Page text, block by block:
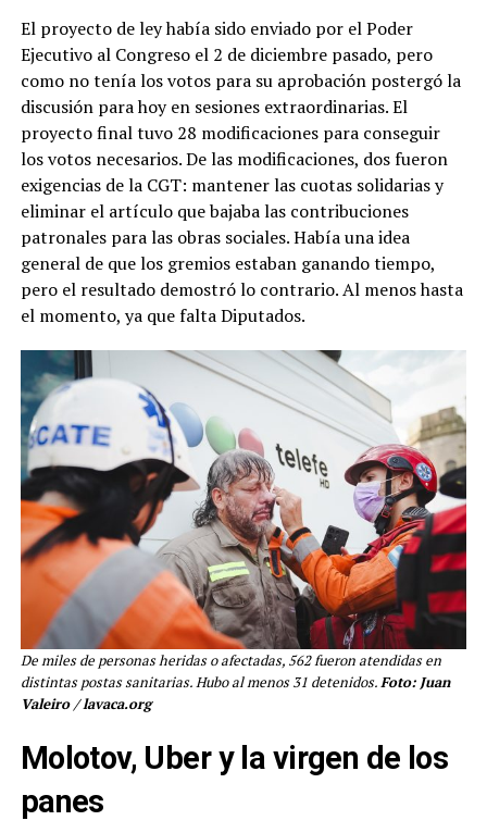
El proyecto de ley había sido enviado por el Poder
Ejecutivo al Congreso el 2 de diciembre pasado, pero
como no tenía los votos para su aprobación postergó la
discusión para hoy en sesiones extraordinarias. El
proyecto final tuvo 28 modificaciones para conseguir
los votos necesarios. De las modificaciones, dos fueron
exigencias de la CGT: mantener las cuotas solidarias y
eliminar el artículo que bajaba las contribuciones
patronales para las obras sociales. Había una idea
general de que los gremios estaban ganando tiempo,
pero el resultado demostró lo contrario. Al menos hasta
el momento, ya que falta Diputados.
De miles de personas heridas o afectadas, 562 fueron atendidas en
distintas postas sanitarias. Hubo al menos 31 detenidos.Foto: Juan
Valeiro / lavaca.org
Molotov, Uber y la virgen de los
panes